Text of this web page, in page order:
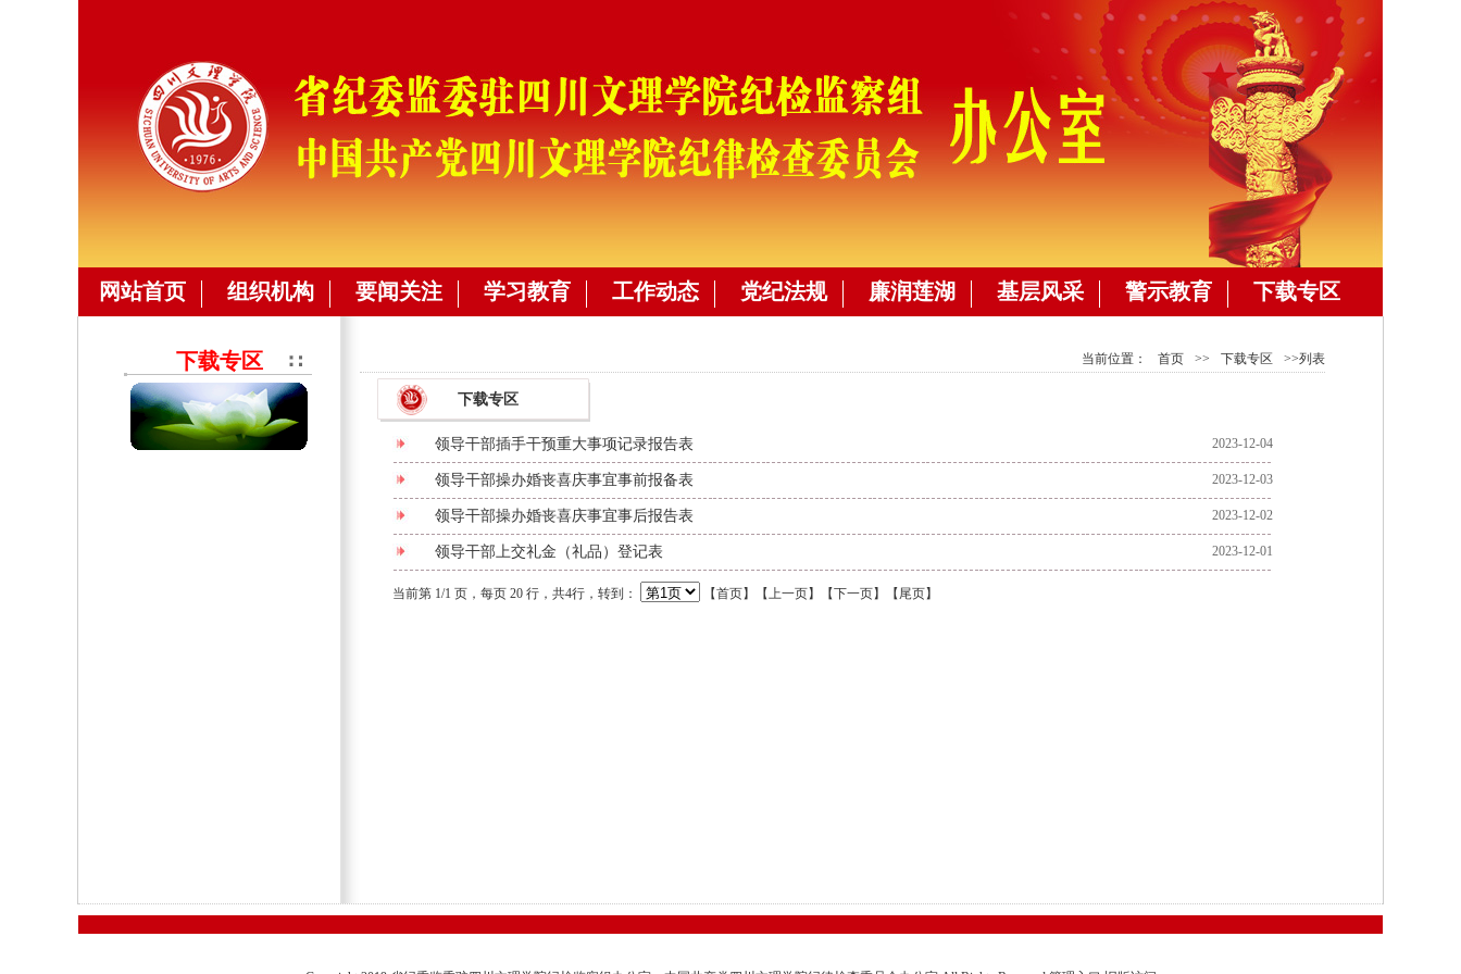
网站首页 组织机构 要闻关注 学习教育 工作动态 党纪法规 廉润莲湖 基层风采 警示教育 下载专区
下载专区 当前位置： 首页 >> 下载专区 >>列表
下载专区
领导干部插手干预重大事项记录报告表 2023-12-04
领导干部操办婚丧喜庆事宜事前报备表 2023-12-03
领导干部操办婚丧喜庆事宜事后报告表 2023-12-02
领导干部上交礼金（礼品）登记表 2023-12-01
当前第 1/1 页，每页 20 行，共4行，转到： 【首页】【上一页】【下一页】【 尾页】